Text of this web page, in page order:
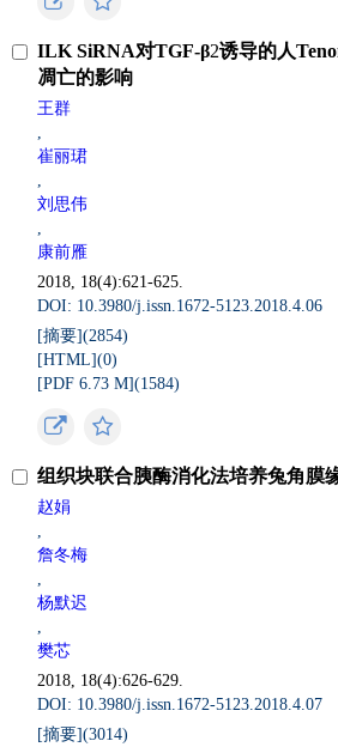
ILK SiRNA对TGF-β2诱导的人
凋亡的影响
王群
,
崔丽珺
,
刘思伟
,
康前雁
2018, 18(4):621-625.
DOI: 10.3980/j.issn.1672-5123.2018.4.06
[摘要](2854)
[HTML](0)
[PDF 6.73 M](1584)
组织块联合胰酶消化法培养兔角膜
赵娟
,
詹冬梅
,
杨默迟
,
樊芯
2018, 18(4):626-629.
DOI: 10.3980/j.issn.1672-5123.2018.4.07
[摘要](3014)